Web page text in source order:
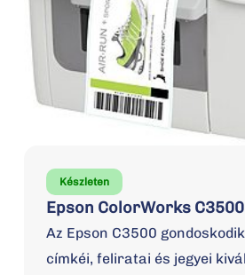
Epson ColorWorks C3500
Készleten
Az Epson C3500
címkéi, feliratai és jegyei